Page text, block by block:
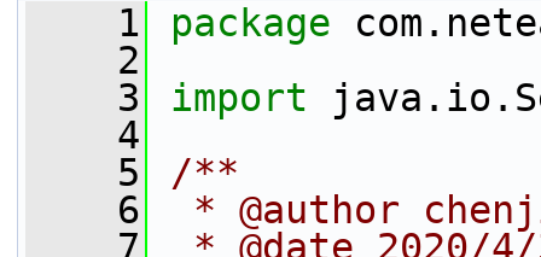
    1
package
    2
    3
import
    4
    5
/**
    6
* @author
    7
* @date 2020/